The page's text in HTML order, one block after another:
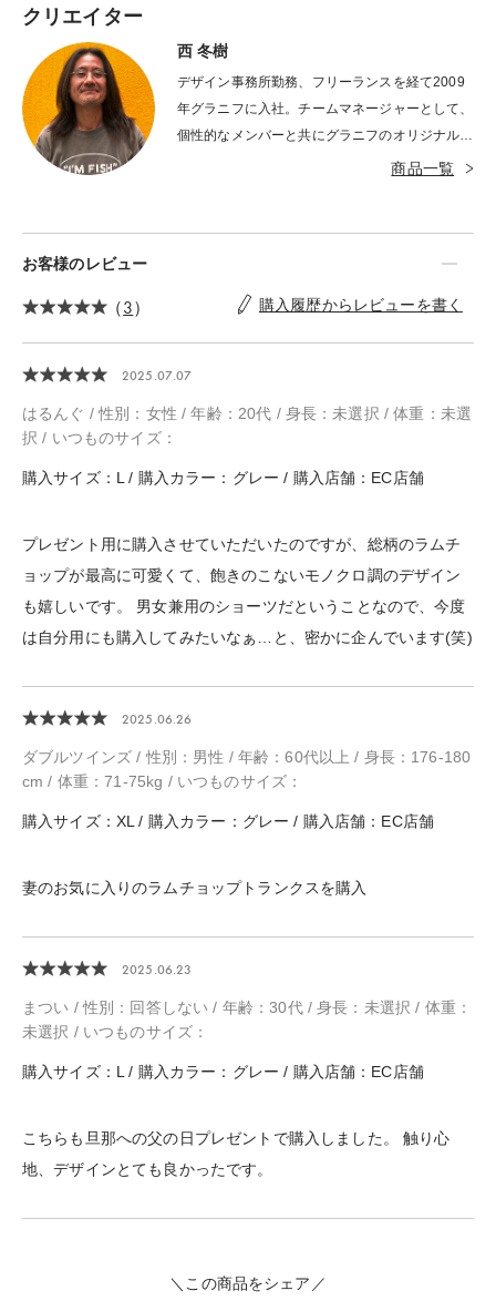
クリエイター
西 冬樹
デザイン事務所勤務、フリーランスを経て2009
年グラニフに入社。チームマネージャーとして、
個性的なメンバーと共にグラニフのオリジナルコ
ンテンツやライセンスコラボレーションのグラフ
商品一覧
お客様のレビュー
（3） 購入履歴からレビューを書く
2025.07.07
はるんぐ / 性別：女性 / 年齢：20代 / 身長：未選択 / 体重：未選
択 / いつものサイズ：
購入サイズ：L / 購入カラー：グレー / 購入店舗：EC店舗
プレゼント用に購入させていただいたのですが、総柄のラムチ
ョップが最高に可愛くて、飽きのこないモノクロ調のデザイン
も嬉しいです。 男女兼用のショーツだということなので、今度
は自分用にも購入してみたいなぁ…と、密かに企んでいます(笑)
2025.06.26
ダブルツインズ / 性別：男性 / 年齢：60代以上 / 身長：176-180
cm / 体重：71-75kg / いつものサイズ：
購入サイズ：XL / 購入カラー：グレー / 購入店舗：EC店舗
妻のお気に入りのラムチョップトランクスを購入
2025.06.23
まつい / 性別：回答しない / 年齢：30代 / 身長：未選択 / 体重：
未選択 / いつものサイズ：
購入サイズ：L / 購入カラー：グレー / 購入店舗：EC店舗
こちらも旦那への父の日プレゼントで購入しました。 触り心
地、デザインとても良かったです。
＼この商品をシェア／